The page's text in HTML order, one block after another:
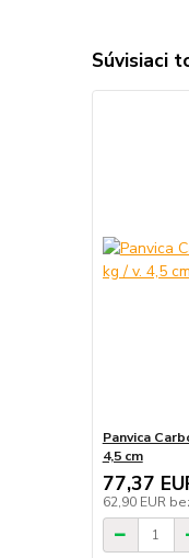
Súvisiaci
Panvica
4,5 cm
77,37
62,90 EUR